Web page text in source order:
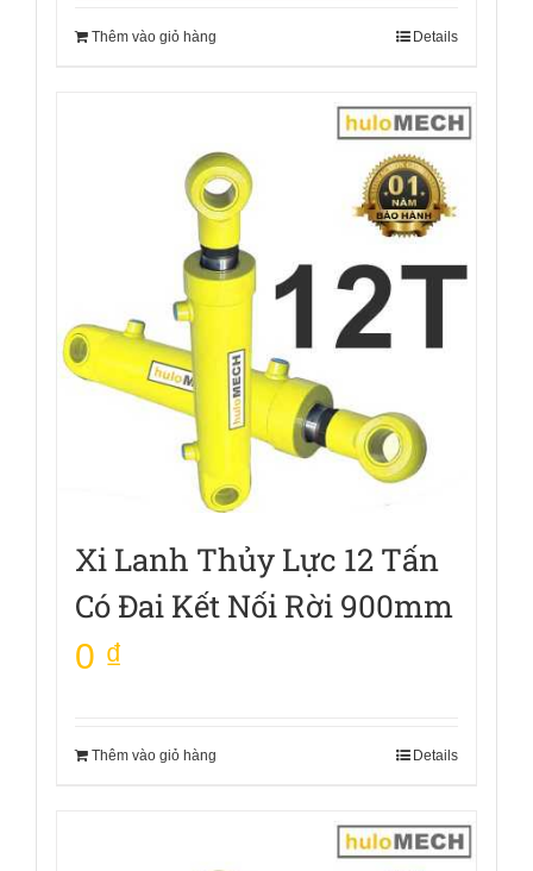
Thêm vào giỏ hàng Details
Xi Lanh Thủy Lực 12 Tấn
Có Đai Kết Nối Rời 900mm
0 ₫
Thêm vào giỏ hàng Details